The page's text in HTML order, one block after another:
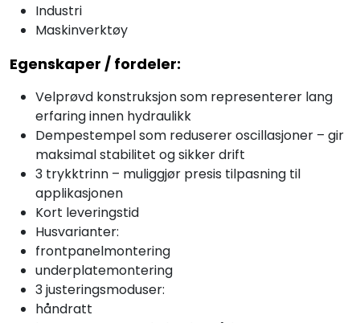
Industri
Maskinverktøy
Egenskaper / fordeler:
Velprøvd konstruksjon som representerer lang
erfaring innen hydraulikk
Dempestempel som reduserer oscillasjoner – gir
maksimal stabilitet og sikker drift
3 trykktrinn – muliggjør presis tilpasning til
applikasjonen
Kort leveringstid
Husvarianter:
frontpanelmontering
underplatemontering
3 justeringsmoduser:
håndratt